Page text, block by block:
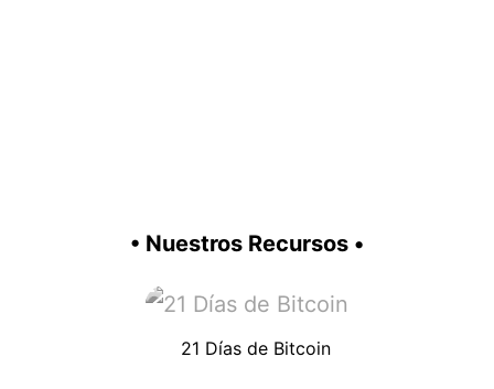
• Nuestros Recursos •
21 Días de Bitcoin